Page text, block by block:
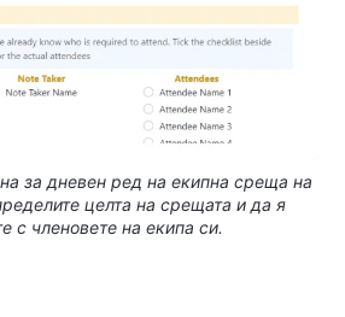
за дневен ред на екипна среща на
целта на срещата и да я
с членовете на екипа си.